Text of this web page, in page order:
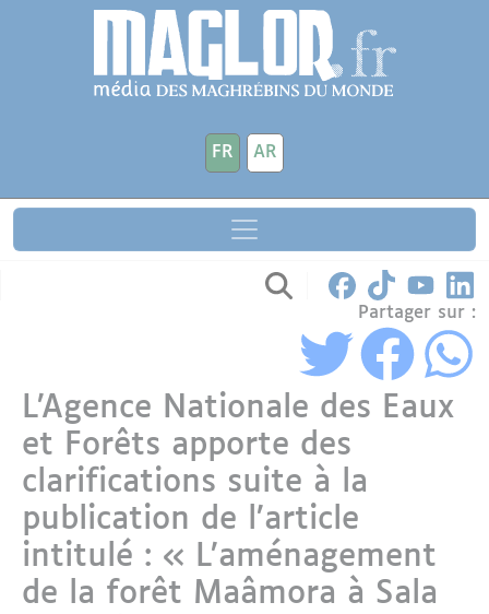
Aller au contenu principal
FR AR
Partager sur :
L’Agence Nationale des Eaux
et Forêts apporte des
clarifications suite à la
publication de l’article
intitulé : « L’aménagement
de la forêt Maâmora à Sala
Panneau de gestion des cookies